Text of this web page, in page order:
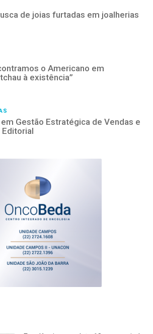
de joias furtadas em joalherias
o Americano em
à existência”
Gestão Estratégica de Vendas e